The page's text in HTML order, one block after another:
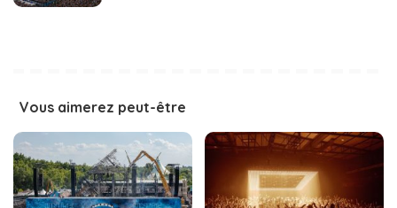
Vous aimerez peut-être